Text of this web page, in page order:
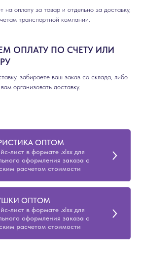
на оплату за товар и отдельно за доставку,
транспортной компании.
ОПЛАТУ ПО СЧЕТУ ИЛИ
забираете ваш заказ со склада, либо
организовать доставку.
ОПТОМ
лист в формате .xlsx для
оформления заказа с
расчетом стоимости
ОПТОМ
лист в формате .xlsx для
оформления заказа с
расчетом стоимости